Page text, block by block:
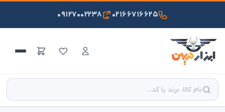
۰۲۱۶۶۷۱۶۶۲۵ ۰۹۱۲۷۰۰۲۲۳۸